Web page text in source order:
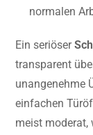
normalen
Ein seriöser
transparent
unangenehme
einfachen
meist moderat,